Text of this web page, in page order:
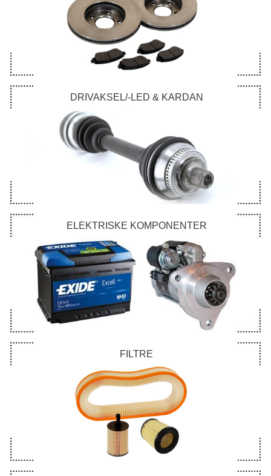
DRIVAKSEL/-LED & KARDAN
ELEKTRISKE KOMPONENTER
FILTRE